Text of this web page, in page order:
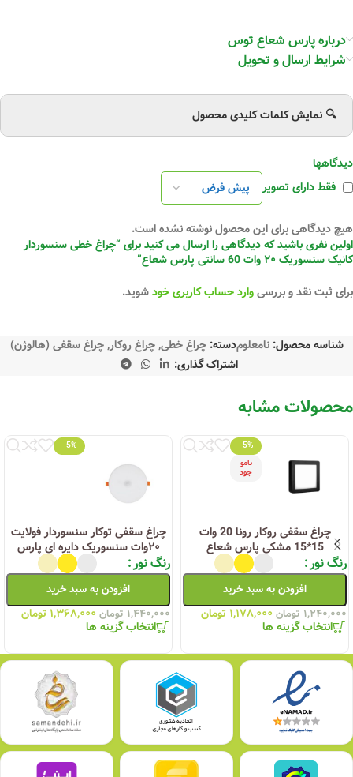
درباره پارس شعاع توس
شرایط ارسال و تحویل
🔍 نمایش کلمات کلیدی محصول
دیدگاهها
فقط دارای تصویر
هیچ دیدگاهی برای این محصول نوشته نشده است.
اولین نفری باشید که دیدگاهی را ارسال می کنید برای “چراغ خطی سنسوردار
کانیک سنسوریک ۲۰ وات 60 سانتی پارس شعاع”
برای ثبت نقد و بررسیوارد حساب کاربری خودشوید.
شناسه محصول:نامعلومدسته: چراغ خطی, چراغ روکار, چراغ سقفی (هالوژن)
اشتراک گذاری:
محصولات مشابه
-5%
نامو
جود
چراغ سقفی روکار رونا 20 وات
15*15 مشکی پارس شعاع
رنگ نور
افزودن به سبد خرید
۱,۲۴۰,۰۰۰ تومان ۱,۱۷۸,۰۰۰ تومان
انتخاب گزینه ها
-5%
چراغ سقفی توکار سنسوردار فولایت
۲۰وات سنسوریک دایره ای پارس
شعاع
رنگ نور
افزودن به سبد خرید
۱,۴۴۰,۰۰۰ تومان ۱,۳۶۸,۰۰۰ تومان
انتخاب گزینه ها